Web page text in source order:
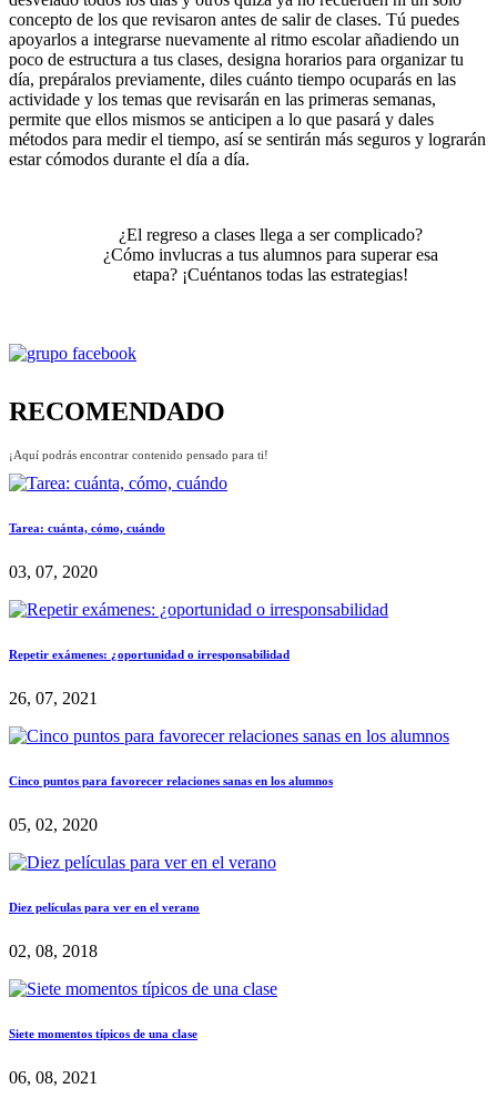
concepto de los que revisaron antes de salir de clases. Tú puedes
apoyarlos a integrarse nuevamente al ritmo escolar añadiendo un
poco de estructura a tus clases, designa horarios para organizar tu
día, prepáralos previamente, diles cuánto tiempo ocuparás en las
actividade y los temas que revisarán en las primeras semanas,
permite que ellos mismos se anticipen a lo que pasará y dales
métodos para medir el tiempo, así se sentirán más seguros y lograrán
estar cómodos durante el día a día.
¿El regreso a clases llega a ser complicado?
¿Cómo invlucras a tus alumnos para superar esa
etapa? ¡Cuéntanos todas las estrategias!
RECOMENDADO
¡Aquí podrás encontrar contenido pensado para ti!
Tarea: cuánta, cómo, cuándo
03, 07, 2020
Repetir exámenes: ¿oportunidad o irresponsabilidad
26, 07, 2021
Cinco puntos para favorecer relaciones sanas en los alumnos
05, 02, 2020
Diez películas para ver en el verano
02, 08, 2018
Siete momentos típicos de una clase
06, 08, 2021